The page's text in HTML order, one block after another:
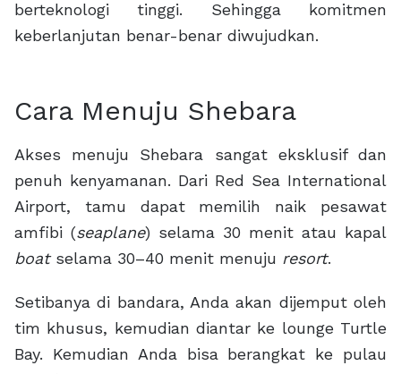
berteknologi tinggi. Sehingga komitmen
keberlanjutan benar-benar diwujudkan.
Cara Menuju Shebara
Akses menuju Shebara sangat eksklusif dan
penuh kenyamanan. Dari Red Sea International
Airport, tamu dapat memilih naik pesawat
amfibi (seaplane) selama 30 menit atau kapal
boatselama 30–40 menit menuju resort.
Setibanya di bandara, Anda akan dijemput oleh
tim khusus, kemudian diantar ke lounge Turtle
Bay. Kemudian Anda bisa berangkat ke pulau